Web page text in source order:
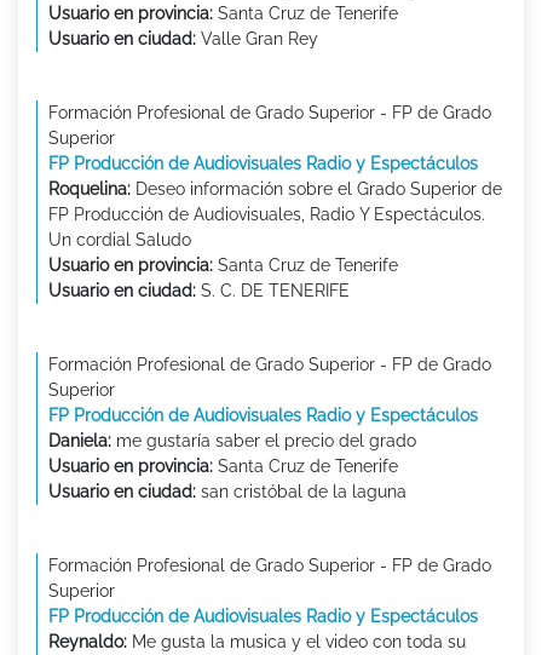
Usuario en provincia: Santa Cruz de Tenerife
Usuario en ciudad: Valle Gran Rey
Formación Profesional de Grado Superior - FP de Grado
Superior
FP Producción de Audiovisuales Radio y Espectáculos
Roquelina: Deseo información sobre el Grado Superior de
FP Producción de Audiovisuales, Radio Y Espectáculos.
Un cordial Saludo
Usuario en provincia: Santa Cruz de Tenerife
Usuario en ciudad: S. C. DE TENERIFE
Formación Profesional de Grado Superior - FP de Grado
Superior
FP Producción de Audiovisuales Radio y Espectáculos
Daniela: me gustaría saber el precio del grado
Usuario en provincia: Santa Cruz de Tenerife
Usuario en ciudad: san cristóbal de la laguna
Formación Profesional de Grado Superior - FP de Grado
Superior
FP Producción de Audiovisuales Radio y Espectáculos
Reynaldo: Me gusta la musica y el video con toda su